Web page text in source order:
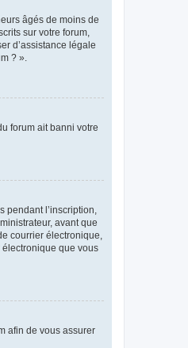
âgés de moins de
sur votre forum,
d’assistance légale
? ».
forum ait banni votre
l’inscription,
avant que
courrier électronique,
que vous
afin de vous assurer